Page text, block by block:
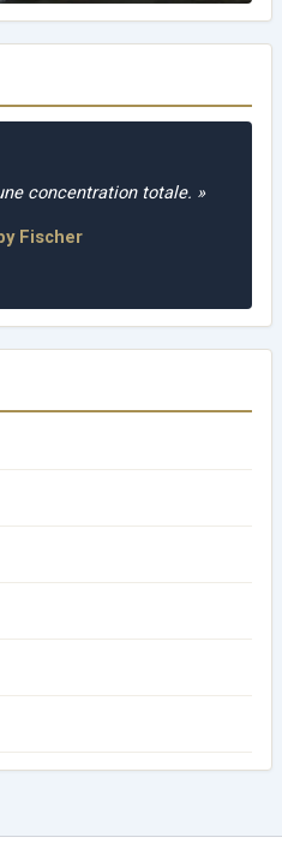
stratégie, c'est savoir quoi
a rien à faire. »